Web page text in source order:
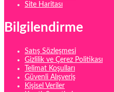
Site Haritası
Bilgilendirme
Satış Sözleşmesi
Gizlilik ve Çerez Politikası
Telimat Koşulları
Güvenli Alışveriş
Kişisel Veriler